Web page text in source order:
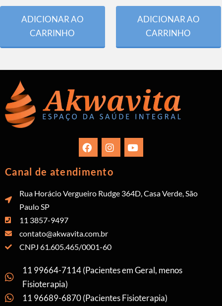
ADICIONAR AO
CARRINHO
ADICIONAR AO
CARRINHO
Canal de atendimento
Rua Horácio Vergueiro Rudge 364D, Casa Verde, São
Paulo SP
11 3857-9497
contato@akwavita.com.br
CNPJ 61.605.465/0001-60
11 99664-7114 (Pacientes em Geral, menos
Fisioterapia)
11 96689-6870 (Pacientes Fisioterapia)